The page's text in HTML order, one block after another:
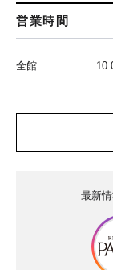
営業時間
全館
最新